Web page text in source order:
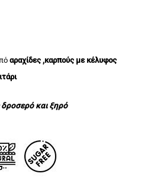
αραχίδες ,καρπούς με κέλυφος
δροσερό και ξηρό